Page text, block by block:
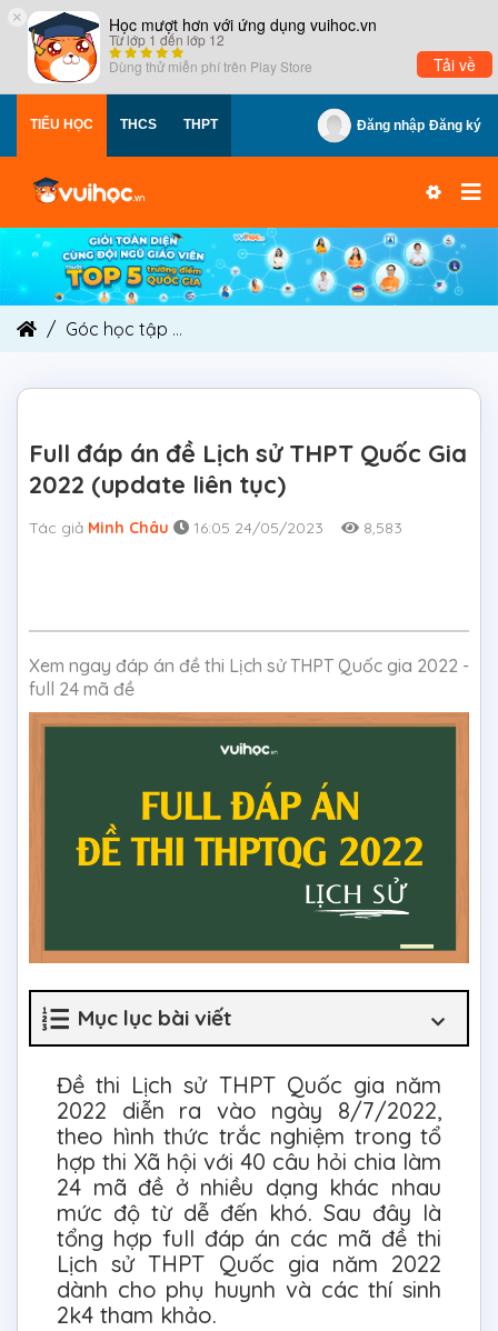
× Học mượt hơn với ứng dụng vuihoc.vn
Từ lớp 1 đến lớp 12
Dùng thử miễn phí trên Play Store Tải về
TIỂU HỌC THCS THPT Đăng nhập Đăng ký
Góc học tập
Full đáp án đề Lịch sử THPT Quốc Gia
2022 (update liên tục)
Tác giả Minh Châu 16:05 24/05/2023 8,583
Xem ngay đáp án đề thi Lịch sử THPT Quốc gia 2022 -
full 24 mã đề
Mục lục bài viết
Đề thi Lịch sử THPT Quốc gia năm
2022 diễn ra vào ngày 8/7/2022,
theo hình thức trắc nghiệm trong tổ
hợp thi Xã hội với 40 câu hỏi chia làm
24 mã đề ở nhiều dạng khác nhau
mức độ từ dễ đến khó. Sau đây là
tổng hợp full đáp án các mã đề thi
Lịch sử THPT Quốc gia năm 2022
dành cho phụ huynh và các thí sinh
2k4 tham khảo.